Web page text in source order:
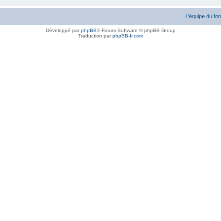
L’équipe du
Développé parphpBB® Forum Software © phpBB Group
Traduction parphpBB-fr.com